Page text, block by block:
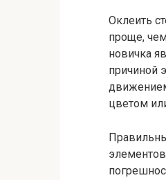
Оклеить
проще,
новичка
причиной
цветом